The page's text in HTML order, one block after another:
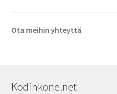
Ota meihin yhteyttä
Kodinkone.net